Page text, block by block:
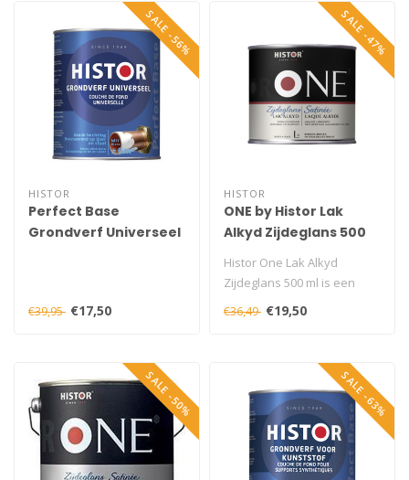
SALE -56%
HISTOR
Perfect Base
Grondverf Universeel
€39,95 €17,50
SALE -47%
HISTOR
ONE by Histor Lak
Alkyd Zijdeglans 500
Histor One Lak Alkyd
Zijdeglans 500 ml is een
duurzame zijdeglans lak
voor houtw..
€36,49 €19,50
SALE -50% SALE -63%